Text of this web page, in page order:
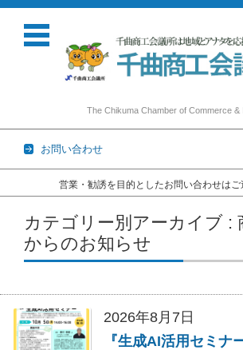
The Chikuma Chamber of Commerce &
お問い合わせ
営業・勧誘を目的としたお問い合わせは
コンテンツに移動
カテゴリー別アーカイブ :
からのお知らせ
2026年8月7日
『生成AI活用セミナ